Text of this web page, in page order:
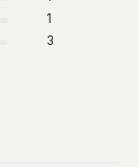
1
3